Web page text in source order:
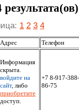
1 2 3 4
Адрес
Телефон
Информация
скрыта.
войдите на
сайт, либо
приобретите
доступ.
+7 8-917-388-
86-75